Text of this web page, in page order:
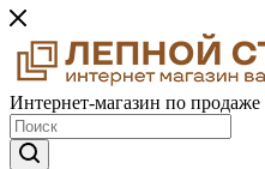
Интернет-магазин по продаже